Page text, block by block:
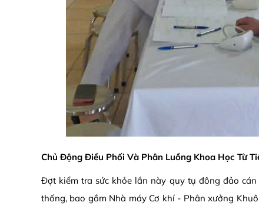
Chủ Động Điều Phối Và Phân Luồng Khoa Học Từ
Đợt kiểm tra sức khỏe lần này quy tụ đông đảo
thống, bao gồm Nhà máy Cơ khí - Phân xưởng